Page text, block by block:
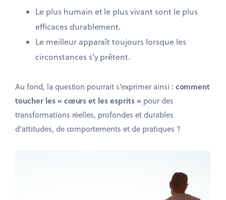
Le plus humain et le plus vivant sont le plus
efficaces durablement.
Le meilleur apparaît toujours lorsque les
circonstances s’y prêtent.
Au fond, la question pourrait s’exprimer ainsi : comment
toucher les « cœurs et les esprits » pour des
transformations réelles, profondes et durables
d’attitudes, de comportements et de pratiques ?